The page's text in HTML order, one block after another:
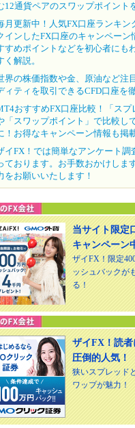
12通貨ペアのスワップポイント
月更新中！人気FX口座ランキン
インしたFX口座のキャンペーン
すめポイントなどを初心者にも
く解説。
界の株価指数や金、原油など注
ィティを取引できるCFD口座を
おすすめFX口座比較！「スプ
「スワップポイント」で比較し
！お得なキャンペーン情報も掲
イFX！では簡単なアンケート調
ております。お手数おかけしま
をお願いいたします！
当サイト限定
キャンペーン
ザイFX！限定
ッシュバックが
る！
ザイFX！読者
圧倒的人気！
狭いスプレッド
ワップが魅力！